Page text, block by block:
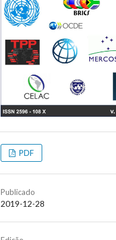
PDF
Publicado
2019-12-28